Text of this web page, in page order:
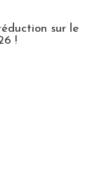
sur le
!